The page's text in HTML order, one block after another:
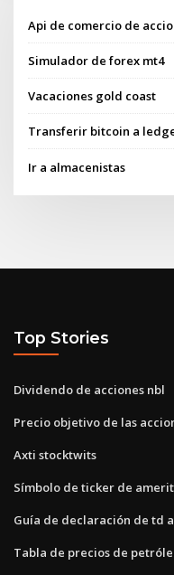
Api de comercio de
Simulador de forex mt4
Vacaciones gold coast
Transferir bitcoin a
Ir a almacenistas
Top Stories
Dividendo de acciones nbl
Precio objetivo de las
Axti stocktwits
Símbolo de ticker de
Guía de declaración de td
Tabla de precios de